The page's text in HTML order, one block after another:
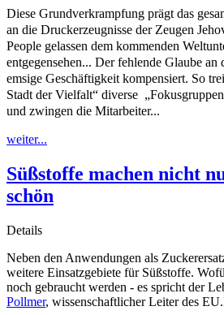
Diese Grundverkrampfung prägt das
an die Druckerzeugnisse der Zeugen
People gelassen dem kommenden
entgegensehen... Der fehlende Glaube an
emsige Geschäftigkeit kompensiert. So
Stadt der Vielfalt“ diverse
und zwingen die Mitarbeiter...
weiter...
Süßstoffe machen nicht
schön
Details
Neben den Anwendungen als
weitere Einsatzgebiete für Süßstoffe.
noch gebraucht werden - es spricht der
Pollmer, wissenschaftlicher Leiter des